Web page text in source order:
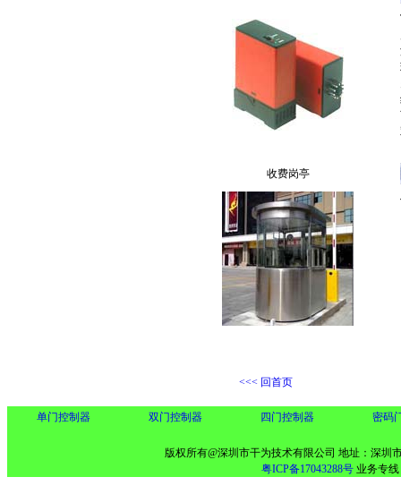
收费岗亭
<<< 回首页
单门控制器 双门控制器 四门控制器 密码
版权所有@深圳市干为技术有限公司 地址：深圳
粤ICP备17043288号业务专线